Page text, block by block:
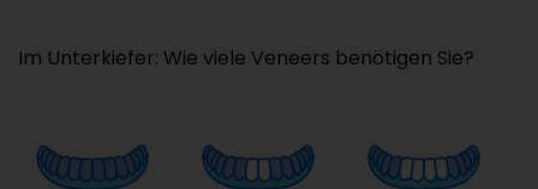
Im Unterkiefer: Wie viele Veneers benötigen Sie?